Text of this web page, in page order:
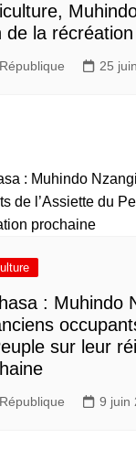
de la
25
: Muhindo
sur leur
9 juin